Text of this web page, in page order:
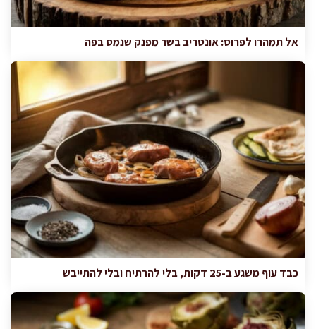
אל תמהרו לפרוס: אונטריב בשר מפנק שנמס בפה
כבד עוף משגע ב-25 דקות, בלי להרתיח ובלי להתייבש